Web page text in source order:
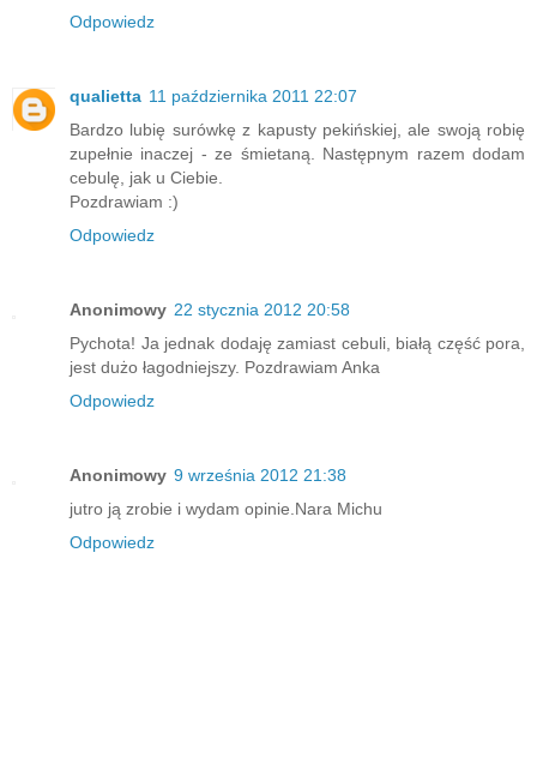
Odpowiedz
qualietta 11 października 2011 22:07
Bardzo lubię surówkę z kapusty pekińskiej, ale swoją robię
zupełnie inaczej - ze śmietaną. Następnym razem dodam
cebulę, jak u Ciebie.
Pozdrawiam :)
Odpowiedz
Anonimowy 22 stycznia 2012 20:58
Pychota! Ja jednak dodaję zamiast cebuli, białą część pora,
jest dużo łagodniejszy. Pozdrawiam Anka
Odpowiedz
Anonimowy 9 września 2012 21:38
jutro ją zrobie i wydam opinie.Nara Michu
Odpowiedz